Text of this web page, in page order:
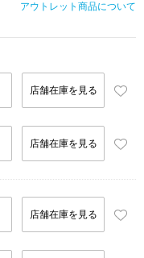
アウトレット商品について
店舗在庫を見る
店舗在庫を見る
店舗在庫を見る